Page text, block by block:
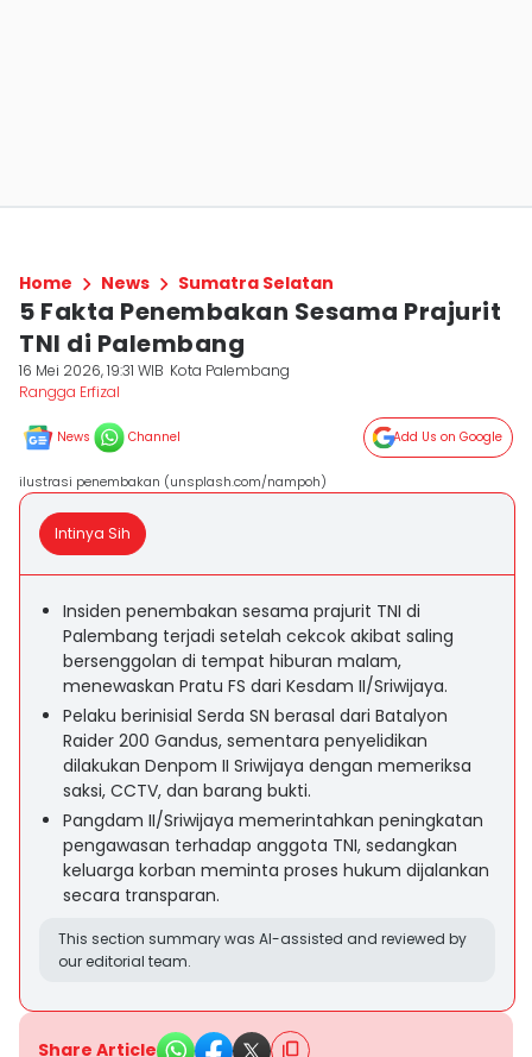
Home News Sumatra Selatan
5 Fakta Penembakan Sesama Prajurit
TNI di Palembang
16 Mei 2026, 19:31 WIB Kota Palembang
Rangga Erfizal
News Channel Add Us on Google
ilustrasi penembakan (unsplash.com/nampoh)
Intinya Sih
Insiden penembakan sesama prajurit TNI di
Palembang terjadi setelah cekcok akibat saling
bersenggolan di tempat hiburan malam,
menewaskan Pratu FS dari Kesdam II/Sriwijaya.
Pelaku berinisial Serda SN berasal dari Batalyon
Raider 200 Gandus, sementara penyelidikan
dilakukan Denpom II Sriwijaya dengan memeriksa
saksi, CCTV, dan barang bukti.
Pangdam II/Sriwijaya memerintahkan peningkatan
pengawasan terhadap anggota TNI, sedangkan
keluarga korban meminta proses hukum dijalankan
secara transparan.
This section summary was AI-assisted and reviewed by
our editorial team.
Share Article